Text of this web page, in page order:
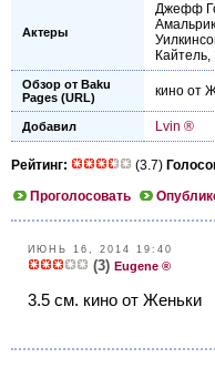
Актеры
Джефф
Амальрик
Кайтель,
Обзор от Baku
Pages (URL)
кино от
Добавил Lvin ®
Рейтинг: (3.7)
Проголосовать
ИЮНЬ 16, 2014 19:40
(3) Eugene ®
3.5 см. кино от Женьки